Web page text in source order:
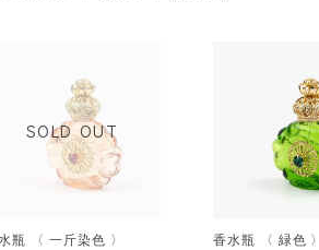
SOLD OUT
瓶 〈 一斤染色 〉 香水瓶 〈 緑色 〉